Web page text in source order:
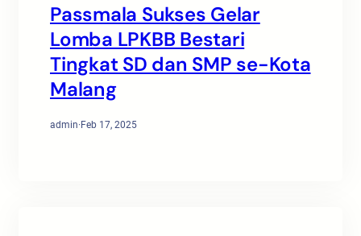
Passmala Sukses Gelar
Lomba LPKBB Bestari
Tingkat SD dan SMP se-Kota
Malang
admin·Feb 17, 2025